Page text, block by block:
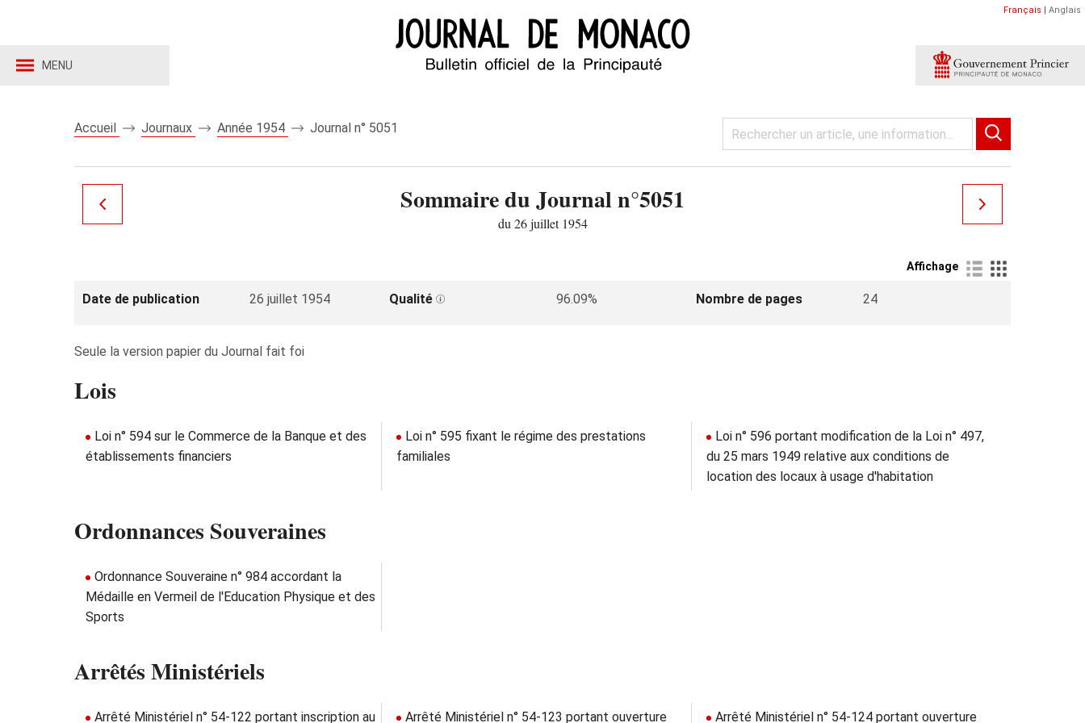
MENU
Français | Anglais
Accueil Journaux Année 1954 Journal n° 5051
Sommaire du Journal n°5051
du 26 juillet 1954
Affichage
Date de publication 26 juillet 1954 Qualité 96.09% Nombre de pages 24
Seule la version papier du Journal fait foi
Lois
Loi n° 594 sur le Commerce de la Banque et des
établissements financiers
Loi n° 595 fixant le régime des prestations
familiales
Loi n° 596 portant modification de la Loi n° 497,
du 25 mars 1949 relative aux conditions de
location des locaux à usage d'habitation
Ordonnances Souveraines
Ordonnance Souveraine n° 984 accordant la
Médaille en Vermeil de l'Education Physique et des
Sports
Arrêtés Ministériels
Arrêté Ministériel n° 54-122 portant inscription au Arrêté Ministériel n° 54-123 portant ouverture Arrêté Ministériel n° 54-124 portant ouverture